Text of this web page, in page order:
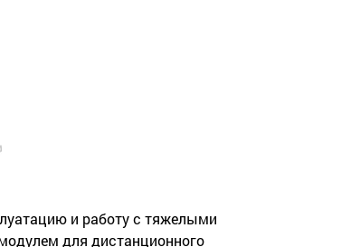
и работу с тяжелыми
для дистанционного